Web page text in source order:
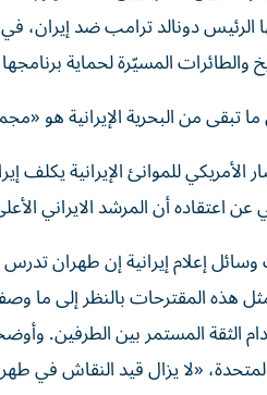
دونالد ترامب ضد إيران، في
والطائرات المسيّرة لحماية
تبقى من البحرية الإيرانية
للموانئ الإيرانية يكلف
عن اعتقاده أن المرشد الايراني
وسائل إعلام إيرانية إن طهران
هذه المقترحات بالنظر إلى ما
الثقة المستمر بين الطرفين.
المتحدة، «لا يزال قيد النقاش في